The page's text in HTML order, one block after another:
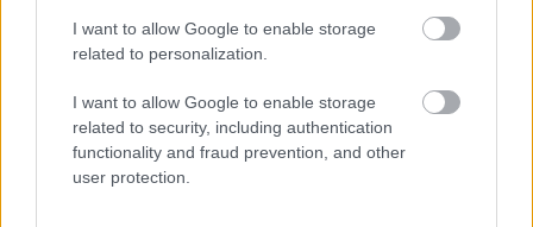
I want to allow Google to enable storage
related to personalization.
I want to allow Google to enable storage
related to security, including authentication
functionality and fraud prevention, and other
user protection.
legkülönlegesebb underground fesztiválját a Varázs
Garázs kollektíva, amit július 4-én, azaz most
szombaton egy ingyenes warm-up bulival vezetnek
fel a Dunyiban.